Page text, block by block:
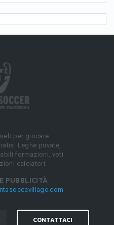
per giocare
Leghe private,
formazioni, voti
calciatori.
PUBBLICITÀ
CONTATTACI